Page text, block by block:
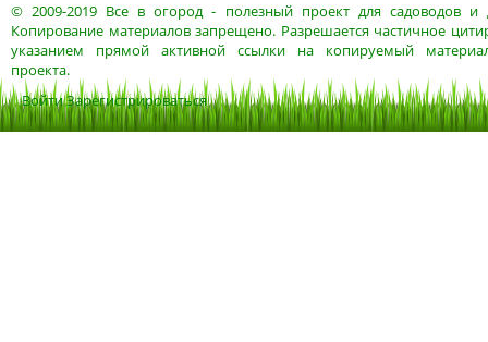
© 2009-2019 Все в огород- полезный проект для садоводов и
Копирование материалов запрещено. Разрешается частичное
указанием прямой активной ссылки на копируемый
проекта.
ВойтиЗарегистрироваться